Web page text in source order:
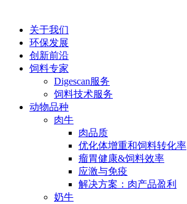
关于我们
环保发展
创新前沿
饲料专家
Digescan服务
饲料技术服务
动物品种
肉牛
肉品质
优化体增重和饲料转化率
瘤胃健康&饲料效率
应激与免疫
解决方案：肉产品盈利
奶牛